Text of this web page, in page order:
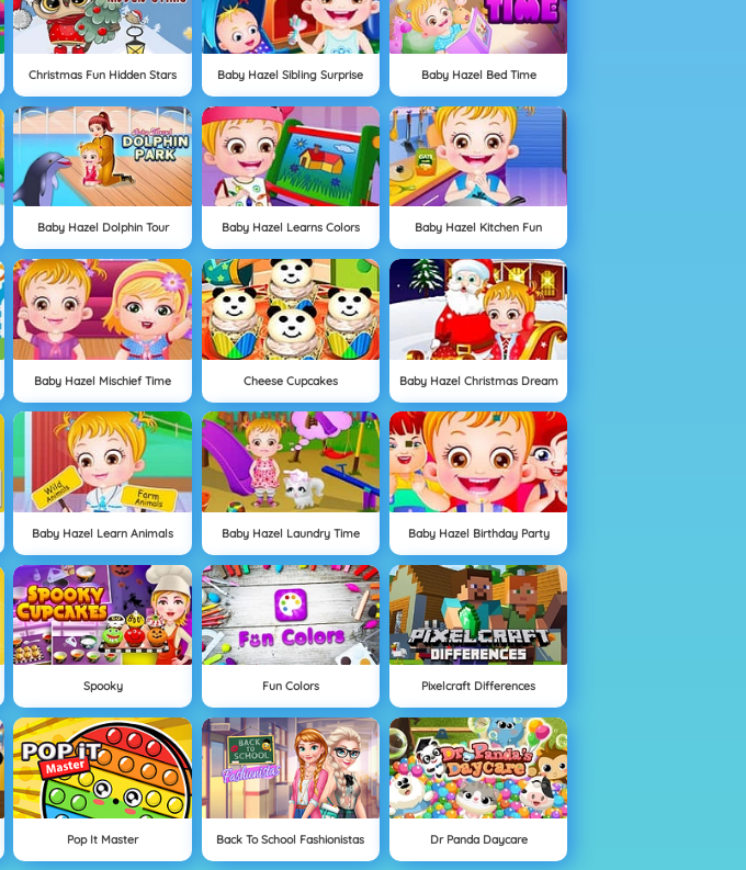
Christmas Fun Hidden Stars Baby Hazel Sibling Surprise Baby Hazel Bed Time
Baby Hazel Dolphin Tour Baby Hazel Learns Colors Baby Hazel Kitchen Fun
Baby Hazel Mischief Time Cheese Cupcakes Baby Hazel Christmas Dream
Baby Hazel Learn Animals Baby Hazel Laundry Time Baby Hazel Birthday Party
Spooky Fun Colors Pixelcraft Differences
Pop It Master Back To School Fashionistas Dr Panda Daycare